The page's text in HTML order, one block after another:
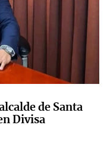
de Santa
Divisa